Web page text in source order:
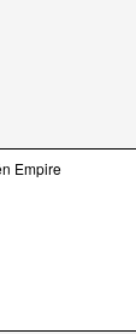
Empire